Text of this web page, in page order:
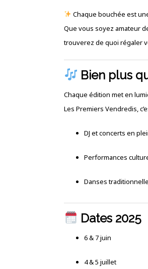
Chaque bouchée est
Que vous soyez amateur
trouverez de quoi régaler
Bien plus
Chaque édition met en
Les Premiers Vendredis,
DJ et concerts en
Performances
Danses
Dates 2025
6 & 7 juin
4 & 5 juillet